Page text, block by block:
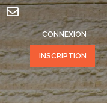
CONNEXION
INSCRIPTION